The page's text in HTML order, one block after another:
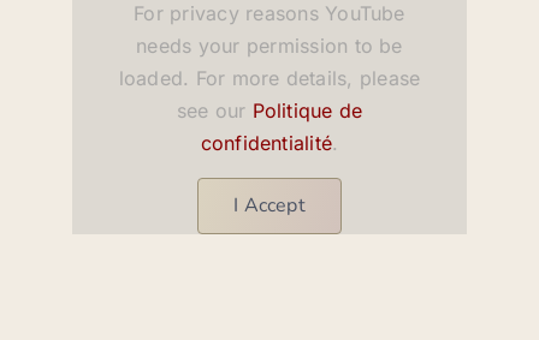
For privacy reasons YouTube
needs your permission to be
loaded. For more details, please
see our Politique de
confidentialité.
I Accept